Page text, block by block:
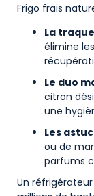
Frigo frais
La
élimine
Le duo
citron
une
Les
ou de
parfums
Un